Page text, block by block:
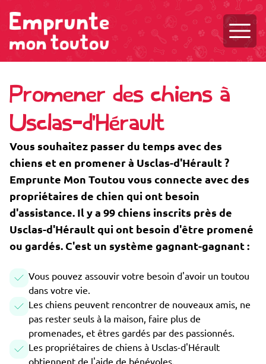
Promener des chiens à
Usclas-d'Hérault
Vous souhaitez passer du temps avec des
chiens et en promener à Usclas-d'Hérault ?
Emprunte Mon Toutou vous connecte avec des
propriétaires de chien qui ont besoin
d'assistance. Il y a 99 chiens inscrits près de
Usclas-d'Hérault qui ont besoin d'être promené
ou gardés. C'est un système gagnant-gagnant :
Vous pouvez assouvir votre besoin d'avoir un toutou
dans votre vie.
Les chiens peuvent rencontrer de nouveaux amis, ne
pas rester seuls à la maison, faire plus de
promenades, et êtres gardés par des passionnés.
Les propriétaires de chiens à Usclas-d'Hérault
obtiennent de l'aide de bénévoles.